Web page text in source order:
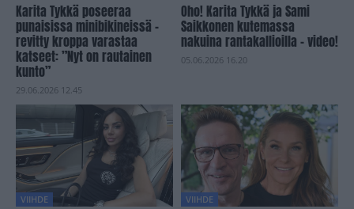
Karita Tykkä poseeraa
punaisissa minibikineissä –
revitty kroppa varastaa
katseet: ”Nyt on rautainen
kunto”
29.06.2026 12.45
Oho! Karita Tykkä ja Sami
Saikkonen kutemassa
nakuina rantakallioilla – video!
05.06.2026 16.20
VIIHDE VIIHDE